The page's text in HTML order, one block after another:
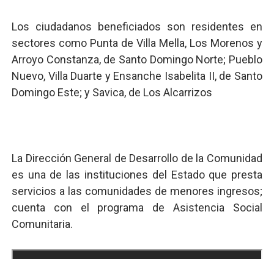
Los ciudadanos beneficiados son residentes en
sectores como Punta de Villa Mella, Los Morenos y
Arroyo Constanza, de Santo Domingo Norte; Pueblo
Nuevo, Villa Duarte y Ensanche Isabelita II, de Santo
Domingo Este; y Savica, de Los Alcarrizos
La Dirección General de Desarrollo de la Comunidad
es una de las instituciones del Estado que presta
servicios a las comunidades de menores ingresos;
cuenta con el programa de Asistencia Social
Comunitaria.